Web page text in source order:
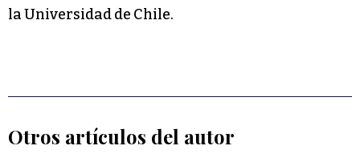
la Universidad de Chile.
Otros artículos del autor